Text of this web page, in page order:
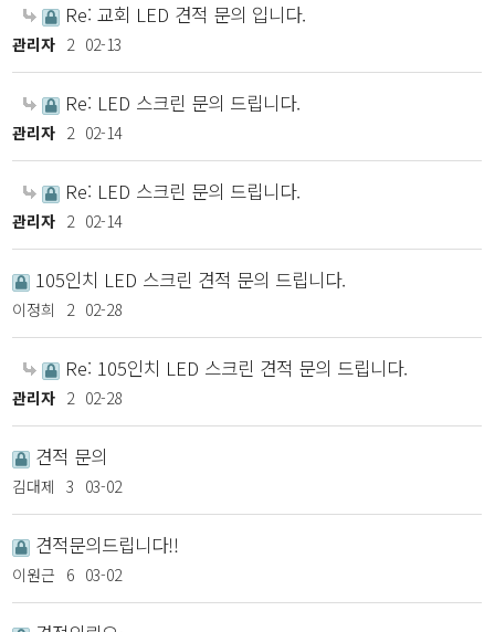
Re: 교회 LED 견적 문의 입니다.
관리자 2 02-13
Re: LED 스크린 문의 드립니다.
관리자 2 02-14
Re: LED 스크린 문의 드립니다.
관리자 2 02-14
105인치 LED 스크린 견적 문의 드립니다.
이정희 2 02-28
Re: 105인치 LED 스크린 견적 문의 드립니다.
관리자 2 02-28
견적 문의
김대제 3 03-02
견적문의드립니다!!
이원근 6 03-02